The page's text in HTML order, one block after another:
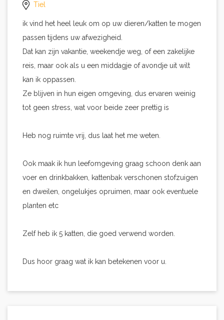
Tiel
ik vind het heel leuk om op uw dieren/katten te mogen
passen tijdens uw afwezigheid.
Dat kan zijn vakantie, weekendje weg, of een zakelijke
reis, maar ook als u een middagje of avondje uit wilt
kan ik oppassen.
Ze blijven in hun eigen omgeving, dus ervaren weinig
tot geen stress, wat voor beide zeer prettig is
Heb nog ruimte vrij, dus laat het me weten.
Ook maak ik hun leefomgeving graag schoon denk aan
voer en drinkbakken, kattenbak verschonen stofzuigen
en dweilen, ongelukjes opruimen, maar ook eventuele
planten etc
Zelf heb ik 5 katten, die goed verwend worden.
Dus hoor graag wat ik kan betekenen voor u.